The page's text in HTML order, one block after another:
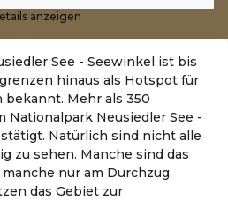
anzeigen
See - Seewinkel ist bis
hinaus als Hotspot für
Mehr als 350
Nationalpark Neusiedler See -
Natürlich sind nicht alle
zu sehen. Manche sind das
nur am Durchzug,
das Gebiet zur